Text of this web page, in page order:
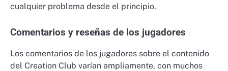
cualquier problema desde el principio.
Comentarios y reseñas de los jugadores
Los comentarios de los jugadores sobre el contenido
del Creation Club varían ampliamente, con muchos